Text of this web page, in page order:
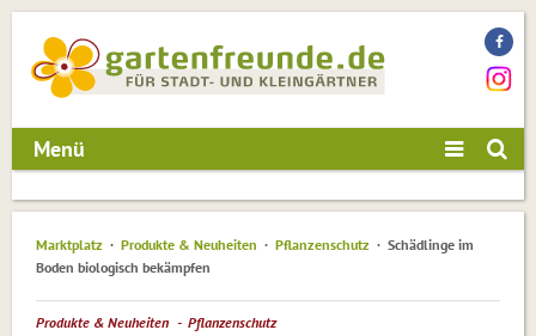
Menü
Marktplatz Produkte & Neuheiten Pflanzenschutz
Schädlinge im
Boden biologisch bekämpfen
Produkte & Neuheiten Pflanzenschutz